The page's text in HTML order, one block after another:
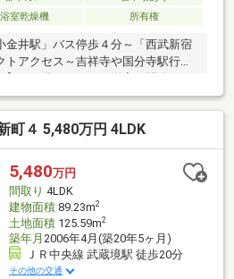
浴室乾燥機 所有権
金井駅」バス停歩４分～「西武新宿
アクセス～吉祥寺や国分寺駅行の
出・ご家族と会話を楽しみながら料
ン・旗竿地のため、人目が少なくプ
リフォーム内容】・キッチン、お風
ロス、フロアタイル張替え・外壁屋
・ハウスクリーニングほか【設
トリー・浴室暖房乾燥機・オートバ
エなど
町４ 5,480万円 4LDK
5,480万円
間取り 4LDK
建物面積89.23m2
土地面積125.59m2
築年月 2006年4月(築20年5ヶ月)
ＪＲ中央線 武蔵境駅 徒歩20分
その他の交通